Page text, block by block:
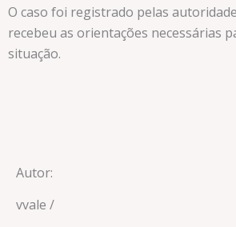
O caso foi registrado pelas
recebeu as orientações necessárias
situação.
Autor:
vvale /